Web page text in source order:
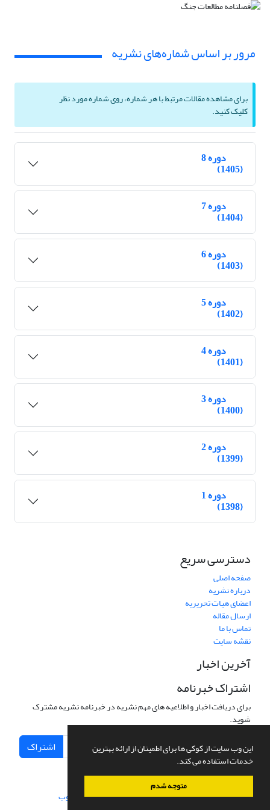
این وب سایت از کوکی ها برای اطمینان از ارائه بهترین
خدمات استفاده می کند.
متوجه شدم
مرور بر اساس شماره‌های نشریه
برای مشاهده مقالات مرتبط با هر شماره، روی شماره مورد نظر
کلیک کنید.
دوره 8
(1405)
دوره 7
(1404)
دوره 6
(1403)
دوره 5
(1402)
دوره 4
(1401)
دوره 3
(1400)
دوره 2
(1399)
دوره 1
(1398)
دسترسی سریع
صفحه اصلی
درباره نشریه
اعضای هیات تحریریه
ارسال مقاله
تماس با ما
نقشه سایت
آخرین اخبار
اشتراک خبرنامه
برای دریافت اخبار و اطلاعیه های مهم نشریه در خبرنامه نشریه مشترک
شوید.
اشتراک
سامانه مدیریت نشریات علمی.طراحی و پیاده سازی از سیناوب